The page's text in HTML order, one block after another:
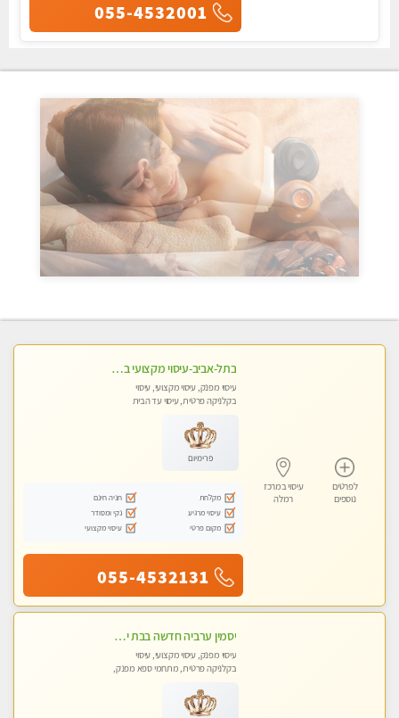
055-4532001
לפרטים
נוספים
עיסוי במרכז
רמלה
בתל-אביב-עיסוי מקצועי ברמה אחת מעל הכולל אבנים חמות רקמות עמוק בשילוב של כל סוגי העיסוי.
עיסוי מפנק, עיסוי מקצועי, עיסוי
בקלניקה פרטית, עיסוי עד הבית
פרימיום
מקלחת
חניה חינם
עיסוי מרגיע
נקי ומסודר
מקום פרטי
עיסוי מקצועי
055-4532131
יסמין ערביה חדשה בבת ים חדש חדש .כל סוגי העיסויים במקום הכי מושלם בעיר בת ים . highly recommended..new in the city
עיסוי מפנק, עיסוי מקצועי, עיסוי
בקלניקה פרטית, מתחמי ספא מפנק,
טנטרה